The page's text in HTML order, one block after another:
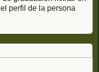
perfil de la persona